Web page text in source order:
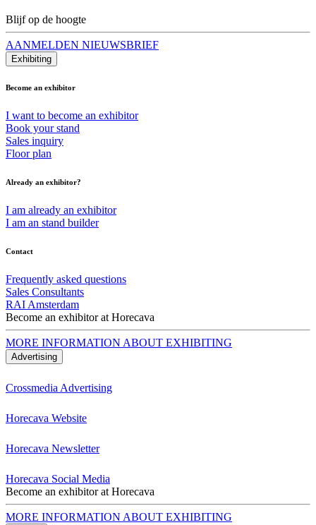
Blijf op de hoogte
AANMELDEN NIEUWSBRIEF
Exhibiting
Become an exhibitor
I want to become an exhibitor
Book your stand
Sales inquiry
Floor plan
Already an exhibitor?
I am already an exhibitor
I am an stand builder
Contact
Frequently asked questions
Sales Consultants
RAI Amsterdam
Become an exhibitor at Horecava
MORE INFORMATION ABOUT EXHIBITING
Advertising
Crossmedia Advertising
Horecava Website
Horecava Newsletter
Horecava Social Media
Become an exhibitor at Horecava
MORE INFORMATION ABOUT EXHIBITING